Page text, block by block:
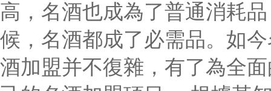
高，名酒也成為了普通消耗品
候，名酒都成了必需品。如
酒加盟并不復雜，有了為全